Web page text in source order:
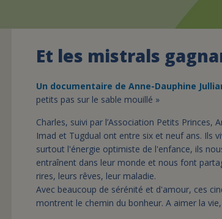
Et les mistrals
Un documentaire de Anne-Dauphine
petits pas sur le sable mouillé »
Charles, suivi par l’Association Petits Princes,
Imad et Tugdual ont entre six et neuf ans. Ils
surtout l'énergie optimiste de l'enfance, ils
entraînent dans leur monde et nous font
rires, leurs rêves, leur maladie.
Avec beaucoup de sérénité et d'amour, ces
montrent le chemin du bonheur. A aimer la